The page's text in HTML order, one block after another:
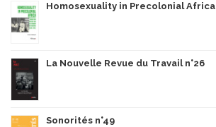
Homosexuality in Precolonial Africa
La Nouvelle Revue du Travail n°26
Sonorités n°49